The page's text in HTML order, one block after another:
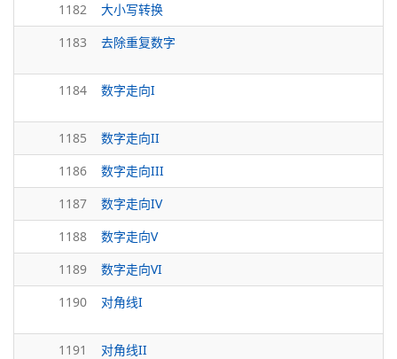
1182
大小写转换
1183
去除重复数字
1184 数字走向I
1185
数字走向II
1186
数字走向III
1187
数字走向IV
1188
数字走向V
1189
数字走向VI
1190
对角线I
1191 对角线II